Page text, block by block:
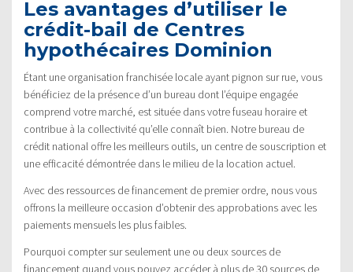
Les avantages d’utiliser le
crédit-bail de Centres
hypothécaires Dominion
Étant une organisation franchisée locale ayant pignon sur rue, vous
bénéficiez de la présence d’un bureau dont l’équipe engagée
comprend votre marché, est située dans votre fuseau horaire et
contribue à la collectivité qu’elle connaît bien. Notre bureau de
crédit national offre les meilleurs outils, un centre de souscription et
une efficacité démontrée dans le milieu de la location actuel.
Avec des ressources de financement de premier ordre, nous vous
offrons la meilleure occasion d’obtenir des approbations avec les
paiements mensuels les plus faibles.
Pourquoi compter sur seulement une ou deux sources de
financement quand vous pouvez accéder à plus de 30 sources de